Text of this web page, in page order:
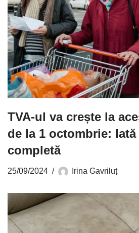
TVA-ul va crește la
de la 1 octombrie:
completă
25/09/2024 Irina Gavriluț